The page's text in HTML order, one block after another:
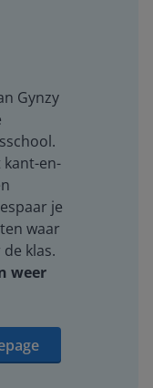
Gynzy
en-
je
waar
klas.
weer